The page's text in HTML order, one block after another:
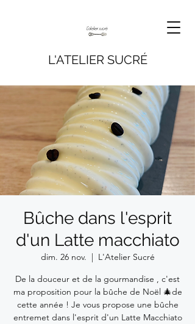
L'ATELIER SUCRÉ
Bûche dans l'esprit
d'un Latte macchiato
dim. 26 nov.
  |
L'Atelier Sucré
De la douceur et de la gourmandise , c'est
ma proposition pour la bûche de Noël 🎄de
cette année ! Je vous propose une bûche
entremet dans l'esprit d'un Latte Macchiato